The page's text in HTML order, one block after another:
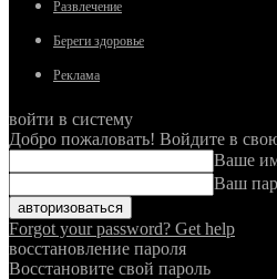
Развлечение
Береги здоровье
Реклама
войти в систему
Добро пожаловать! Войдите в
Ваше
Ваш
Forgot your password? Get help
восстановление пароля
Восстановите свой пароль